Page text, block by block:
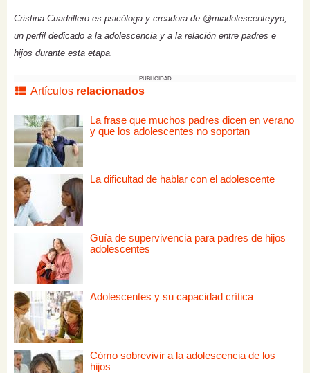
Cristina Cuadrillero es psicóloga y creadora de @miadolescenteyyo,
un perfil dedicado a la adolescencia y a la relación entre padres e
hijos durante esta etapa.
PUBLICIDAD
Artículos relacionados
La frase que muchos padres dicen en verano
y que los adolescentes no soportan
La dificultad de hablar con el adolescente
Guía de supervivencia para padres de hijos
adolescentes
Adolescentes y su capacidad crítica
Cómo sobrevivir a la adolescencia de los
hijos